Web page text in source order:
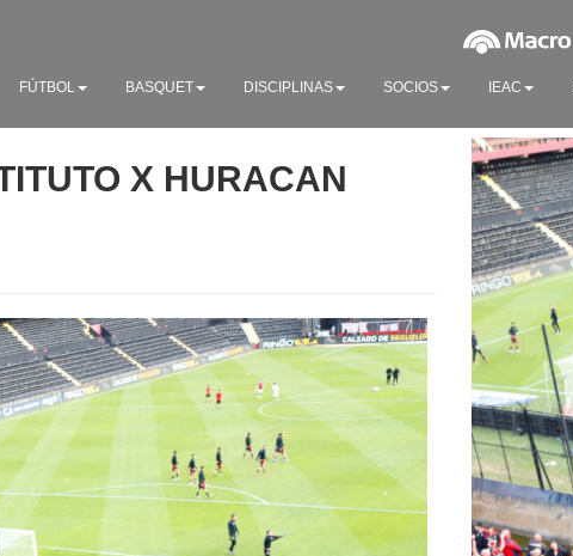
FÚTBOL BASQUET DISCIPLINAS SOCIOS IEAC
X HURACAN